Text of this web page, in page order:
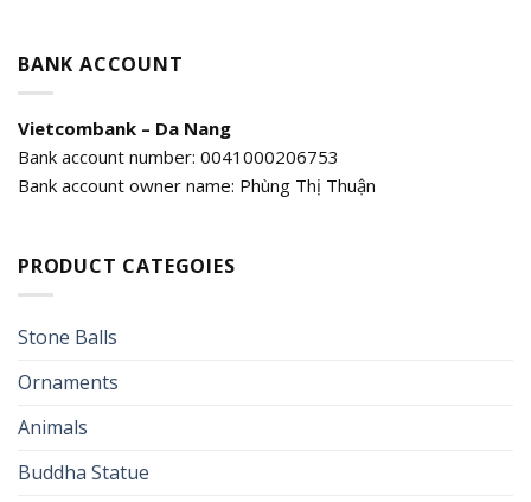
BANK ACCOUNT
Vietcombank – Da Nang
Bank account number: 0041000206753
Bank account owner name: Phùng Thị Thuận
PRODUCT CATEGOIES
Stone Balls
Ornaments
Animals
Buddha Statue